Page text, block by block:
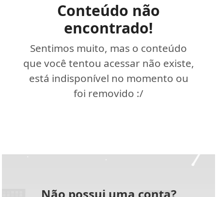
Conteúdo não
encontrado!
Sentimos muito, mas o conteúdo
que você tentou acessar não existe,
está indisponível no momento ou
foi removido :/